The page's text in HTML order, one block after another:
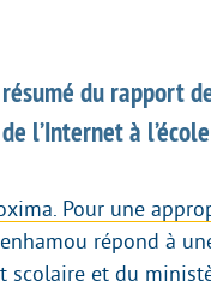
du rapport
l’Internet à
Pour une
répond à
scolaire et du